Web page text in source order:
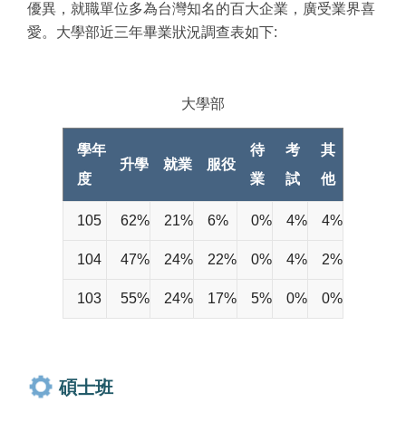
優異，就職單位多為台灣知名的百大企業，廣受業界喜
愛。大學部近三年畢業狀況調查表如下:
大學部
學年
度
升學 就業 服役
待
業
考
試
其
他
105 62% 21% 6% 0% 4% 4%
104 47% 24% 22% 0% 4% 2%
103 55% 24% 17% 5% 0% 0%
碩士班